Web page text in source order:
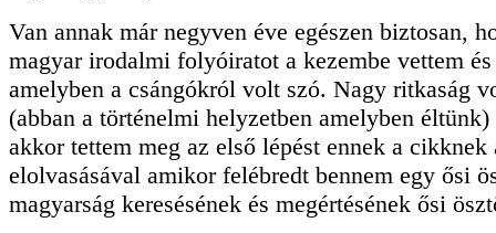
Van annak már negyven éve egészen biztosan,
magyar irodalmi folyóiratot a kezembe vettem és
amelyben a csángókról volt szó. Nagy ritkaság
(abban a történelmi helyzetben amelyben éltünk)
akkor tettem meg az első lépést ennek a cikknek
elolvasásával amikor felébredt bennem egy ősi
magyarság keresésének és megértésének ősi